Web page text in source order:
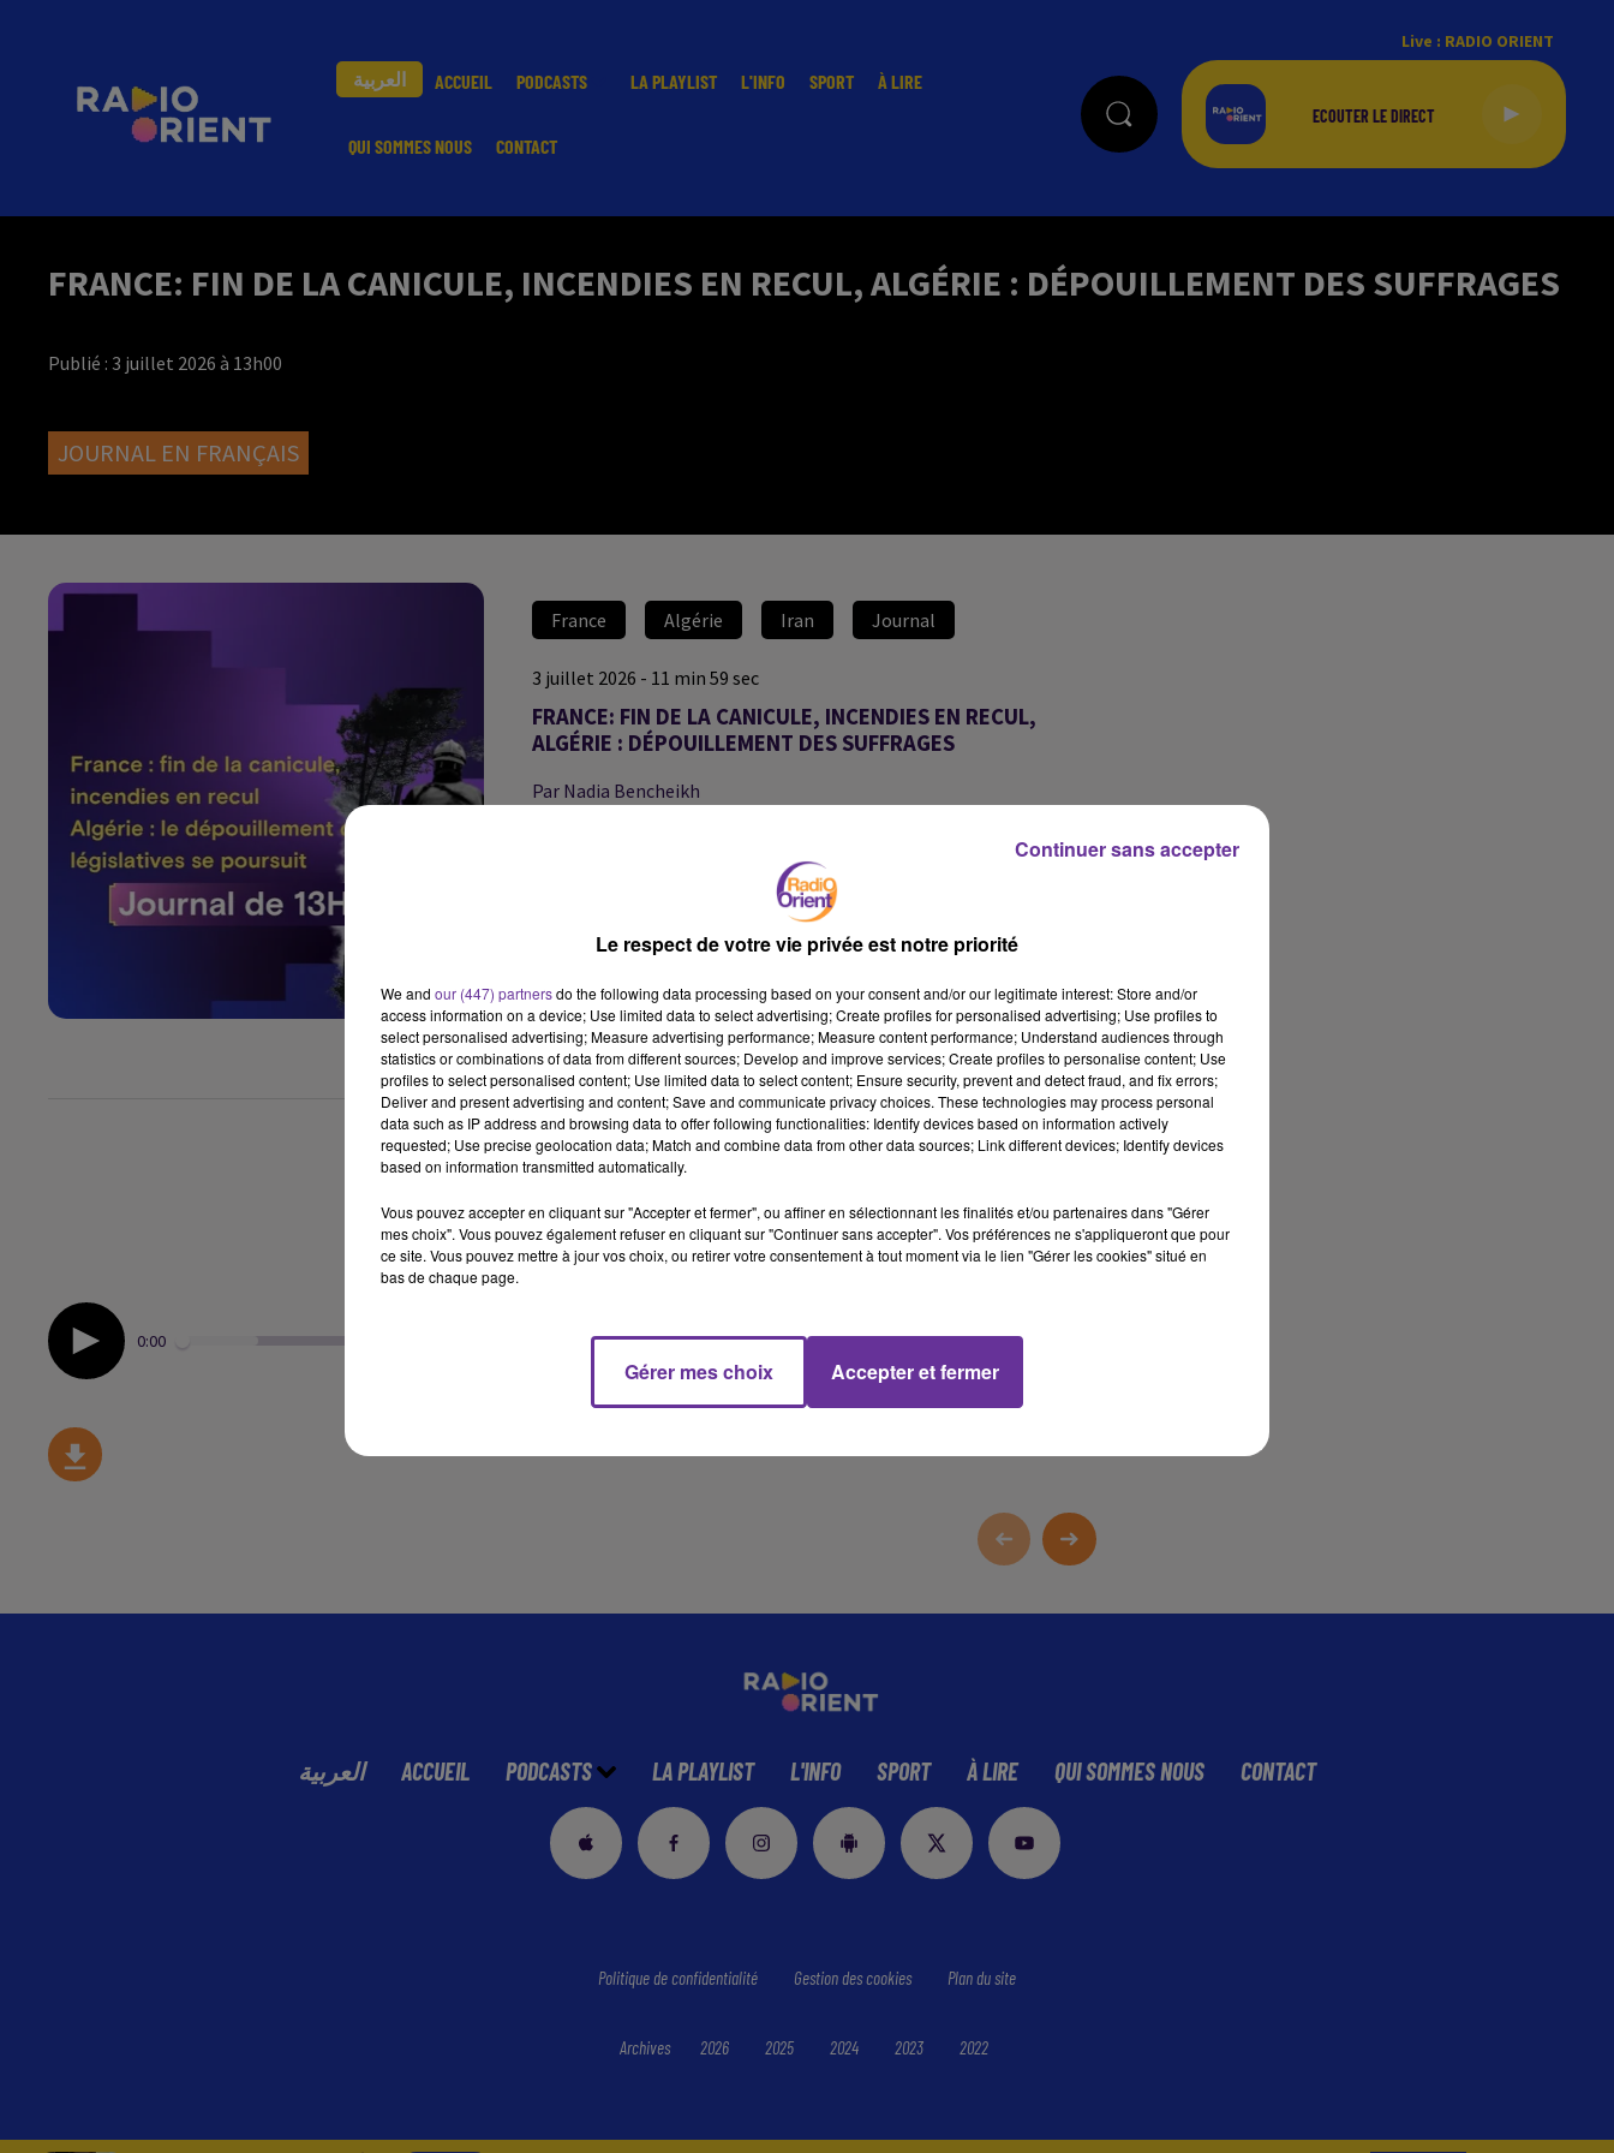
العربية ACCUEIL PODCASTS LA PLAYLIST L'INFO SPORT À LIRE
QUI SOMMES NOUS CONTACT
Live : RADIO ORIENT
FRANCE: FIN DE LA CANICULE, INCENDIES EN RECUL, ALGÉRIE : DÉPOUILLEMENT DES SUFFRAGES
Publié : 3 juillet 2026 à 13h00
JOURNAL EN FRANÇAIS
France Algérie Iran Journal
3 juillet 2026 - 11 min 59 sec
FRANCE: FIN DE LA CANICULE, INCENDIES EN RECUL,
ALGÉRIE : DÉPOUILLEMENT DES SUFFRAGES
Par Nadia Bencheikh
Fin de la vague de Chaleur qui touchait la France depuis le 17 juin,
annonce Météo France, qui n’exclut pas une autre dans les
prochains jours. Sur le front des incendies dans le sud, la situation
se stabilise. Laurent Nuñez est attendu sur place dans la journée.
En Algérie, le dépouillement des votes se poursuit au terme des
législatives hier. Et pour l’instant le taux de participation indique
une hausse de l’abstention.
de l’ancien guide suprême Ali Khamenei. Sa dépouille est arrivée à
la grande Mosalla. Entre 15 et 20 millions de personnes sont
0:00 11 min 59 sec
العربية ACCUEIL PODCASTS LA PLAYLIST L'INFO SPORT À LIRE QUI SOMMES NOUS CONTACT
Politique de confidentialité Gestion des cookies Plan du site
Archives 2026 2025 2024 2023 2022
Le respect de votre vie privée est notre priorité
We and our (447) partnersdo the following data processing based on your consent and/or our legitimate interest: Store and/or
access information on a device; Use limited data to select advertising; Create profiles for personalised advertising; Use profiles to
select personalised advertising; Measure advertising performance; Measure content performance; Understand audiences through
statistics or combinations of data from different sources; Develop and improve services; Create profiles to personalise content; Use
profiles to select personalised content; Use limited data to select content; Ensure security, prevent and detect fraud, and fix errors;
Deliver and present advertising and content; Save and communicate privacy choices. These technologies may process personal
data such as IP address and browsing data to offer following functionalities: Identify devices based on information actively
requested; Use precise geolocation data; Match and combine data from other data sources; Link different devices; Identify devices
based on information transmitted automatically.
Vous pouvez accepter en cliquant sur "Accepter et fermer", ou affiner en sélectionnant les finalités et/ou partenaires dans "Gérer
mes choix". Vous pouvez également refuser en cliquant sur "Continuer sans accepter". Vos préférences ne s'appliqueront que pour
ce site. Vous pouvez mettre à jour vos choix, ou retirer votre consentement à tout moment via le lien "Gérer les cookies" situé en
bas de chaque page.
Gérer mes choix Accepter et fermer
Continuer sans accepter